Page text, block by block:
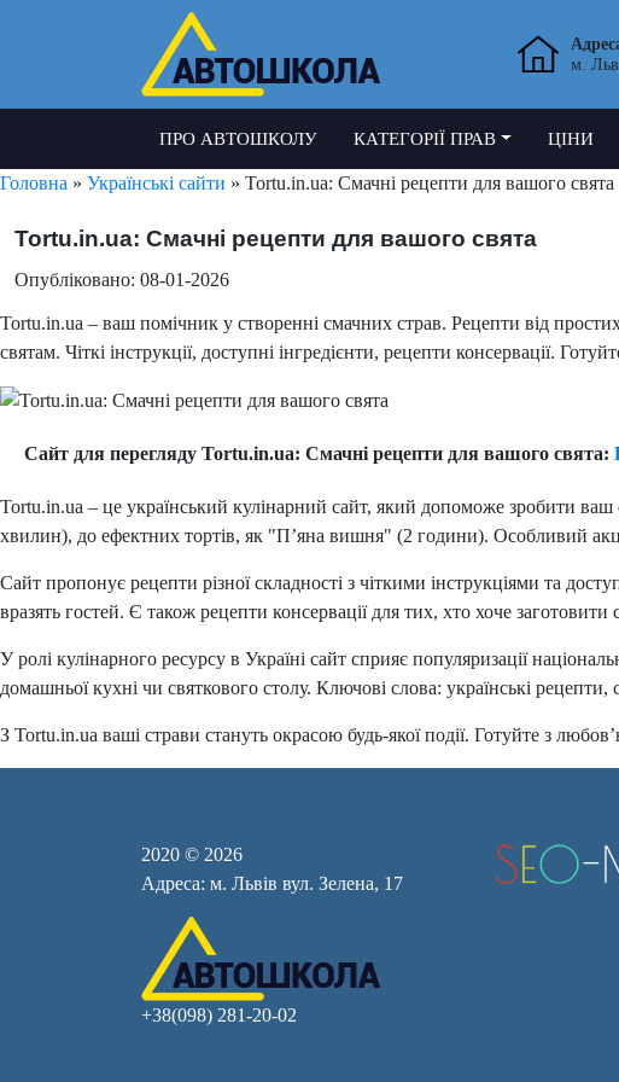
м.
ПРО АВТОШКОЛУ КАТЕГОРІЇ ПРАВ ЦІНИ
Головна » Українські сайти » Tortu.in.ua: Смачні рецепти для вашого свята
Tortu.in.ua: Смачні рецепти для вашого свята
Опубліковано: 08-01-2026
Tortu.in.ua – ваш помічник у створенні смачних страв. Рецепти від
святам. Чіткі інструкції, доступні інгредієнти, рецепти консервації.
Сайт для перегляду Tortu.in.ua: Смачні рецепти для вашого свята:
Tortu.in.ua – це український кулінарний сайт, який допоможе зробити ваш
хвилин), до ефектних тортів, як "П’яна вишня" (2 години). Особливий
Сайт пропонує рецепти різної складності з чіткими інструкціями та
вразять гостей. Є також рецепти консервації для тих, хто хоче
У ролі кулінарного ресурсу в Україні сайт сприяє популяризації
домашньої кухні чи святкового столу. Ключові слова: українські рецепти,
З Tortu.in.ua ваші страви стануть окрасою будь-якої події. Готуйте з
2020 © 2026
Адреса: м. Львів вул. Зелена, 17
+38(098) 281-20-02